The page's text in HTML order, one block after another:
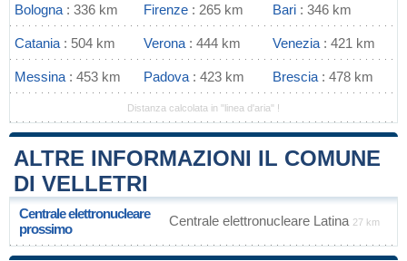
Bologna : 336 km Firenze : 265 km Bari : 346 km
Catania : 504 km Verona : 444 km Venezia : 421 km
Messina : 453 km Padova : 423 km Brescia : 478 km
Distanza calcolata in "linea d'aria" !
ALTRE INFORMAZIONI IL COMUNE
DI VELLETRI
Centrale elettronucleare
prossimo
Centrale elettronucleare Latina 27 km